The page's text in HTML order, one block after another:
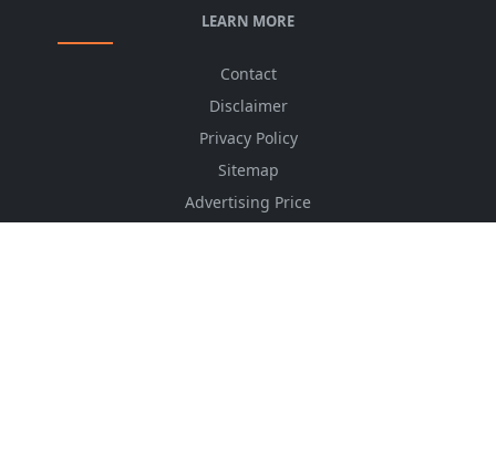
LEARN MORE
Contact
Disclaimer
Privacy Policy
Sitemap
Advertising Price